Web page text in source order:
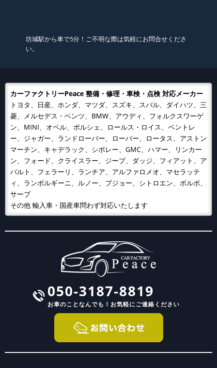
坊城駅から車で5分！ご不明な際は気軽にお問合せくださ
い。
カーファクトリーPeace 整備・修理・車検・点検 対応メーカー
トヨタ、日産、ホンダ、マツダ、スズキ、スバル、ダイハツ、三
菱、メルセデス・ベンツ、BMW、アウディ、フォルクスワーゲ
ン、MINI、オペル、ポルシェ、ロールス・ロイス、ベントレ
ー、ジャガー、ランドローバー、ローバー、ロータス、アストン
マーチン、キャデラック、シボレー、GMC、ハマー、リンカー
ン、フォード、クライスラー、ジープ、ダッジ、フィアット、ア
バルト、フェラーリ、ランチア、アルファロメオ、マセラッテ
ィ、ランボルギーニ、ルノー、プジョー、シトロエン、ボルボ、
サーブ
その他 輸入車・国産車問わず対応いたします
050-3187-8819
お車のことなんでも！ お気軽にご連絡ください